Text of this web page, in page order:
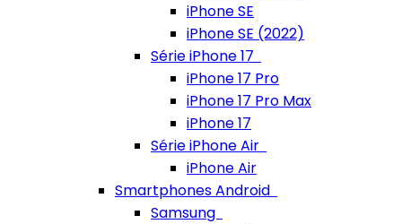
iPhone SE
iPhone SE (2022)
Série iPhone 17
iPhone 17 Pro
iPhone 17 Pro Max
iPhone 17
Série iPhone Air
iPhone Air
Smartphones Android
Samsung